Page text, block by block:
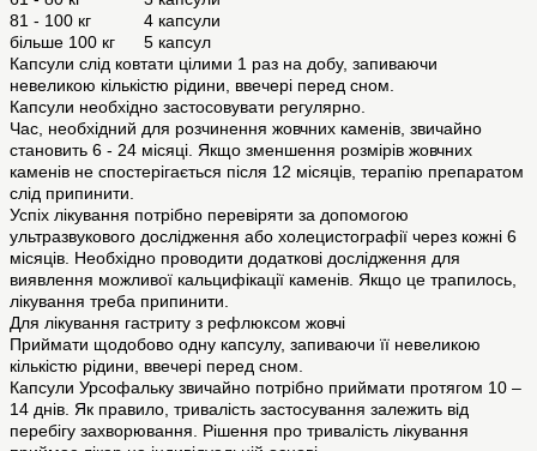
81 - 100 кг 4 капсули
більше 100 кг 5 капсул
Капсули слід ковтати цілими 1 раз на добу, запиваючи
невеликою кількістю рідини, ввечері перед сном.
Капсули необхідно застосовувати регулярно.
Час, необхідний для розчинення жовчних каменів, звичайно
становить 6 - 24 місяці. Якщо зменшення розмірів жовчних
каменів не спостерігається після 12 місяців, терапію препаратом
слід припинити.
Успіх лікування потрібно перевіряти за допомогою
ультразвукового дослідження або холецистографії через кожні 6
місяців. Необхідно проводити додаткові дослідження для
виявлення можливої кальцифікації каменів. Якщо це трапилось,
лікування треба припинити.
Для лікування гастриту з рефлюксом жовчі
Приймати щодобово одну капсулу, запиваючи її невеликою
кількістю рідини, ввечері перед сном.
Капсули Урсофальку звичайно потрібно приймати протягом 10 –
14 днів. Як правило, тривалість застосування залежить від
перебігу захворювання. Рішення про тривалість лікування